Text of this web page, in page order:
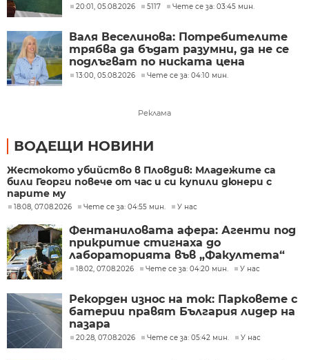
20:01, 05.08.2026 5117 Чете се за: 03:45 мин.
Валя Веселинова: Потребителите
трябва да бъдат разумни, да не се
подлъгват по ниската цена
13:00, 05.08.2026 Чете се за: 04:10 мин.
Реклама
ВОДЕЩИ НОВИНИ
Жестокото убийство в Пловдив: Младежите са
били Георги повече от час и си купили дюнери с
парите му
18:08, 07.08.2026 Чете се за: 04:55 мин. У нас
Фентаниловата афера: Агенти под
прикритие стигнаха до
лабораторията във „Факултета“
18:02, 07.08.2026 Чете се за: 04:20 мин. У нас
Рекорден износ на ток: Парковете с
батерии правят България лидер на
пазара
20:28, 07.08.2026 Чете се за: 05:42 мин. У нас